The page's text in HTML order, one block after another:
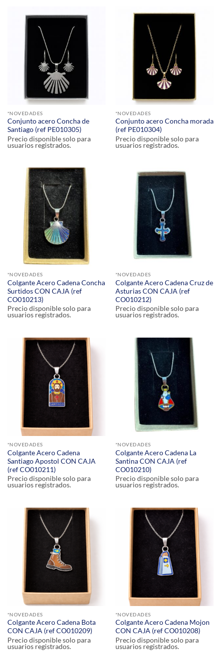
*NOVEDADES
Conjunto acero Concha de
Santiago (ref PE010305)
Precio disponible solo para
usuarios registrados.
*NOVEDADES
Conjunto acero Concha morada
(ref PE010304)
Precio disponible solo para
usuarios registrados.
*NOVEDADES
Colgante Acero Cadena Concha
Surtidos CON CAJA (ref
CO010213)
Precio disponible solo para
usuarios registrados.
*NOVEDADES
Colgante Acero Cadena Cruz de
Asturias CON CAJA (ref
CO010212)
Precio disponible solo para
usuarios registrados.
*NOVEDADES
Colgante Acero Cadena
Santiago Apostol CON CAJA
(ref CO010211)
Precio disponible solo para
usuarios registrados.
*NOVEDADES
Colgante Acero Cadena La
Santina CON CAJA (ref
CO010210)
Precio disponible solo para
usuarios registrados.
*NOVEDADES
Colgante Acero Cadena Bota
CON CAJA (ref CO010209)
Precio disponible solo para
usuarios registrados.
*NOVEDADES
Colgante Acero Cadena Mojon
CON CAJA (ref CO010208)
Precio disponible solo para
usuarios registrados.